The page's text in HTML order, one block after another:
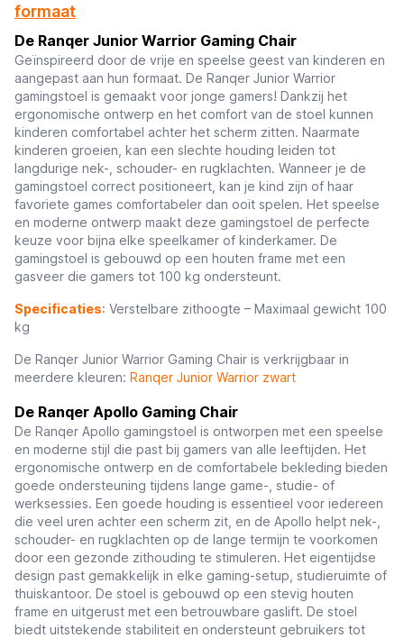
formaat
De Ranqer Junior Warrior Gaming Chair
Geïnspireerd door de vrije en speelse geest van kinderen en
aangepast aan hun formaat. De Ranqer Junior Warrior
gamingstoel is gemaakt voor jonge gamers! Dankzij het
ergonomische ontwerp en het comfort van de stoel kunnen
kinderen comfortabel achter het scherm zitten. Naarmate
kinderen groeien, kan een slechte houding leiden tot
langdurige nek-, schouder- en rugklachten. Wanneer je de
gamingstoel correct positioneert, kan je kind zijn of haar
favoriete games comfortabeler dan ooit spelen. Het speelse
en moderne ontwerp maakt deze gamingstoel de perfecte
keuze voor bijna elke speelkamer of kinderkamer. De
gamingstoel is gebouwd op een houten frame met een
gasveer die gamers tot 100 kg ondersteunt.
Specificaties: Verstelbare zithoogte – Maximaal gewicht 100
kg
De Ranqer Junior Warrior Gaming Chair is verkrijgbaar in
meerdere kleuren: Ranqer Junior Warrior zwart
De Ranqer Apollo Gaming Chair
De Ranqer Apollo gamingstoel is ontworpen met een speelse
en moderne stijl die past bij gamers van alle leeftijden. Het
ergonomische ontwerp en de comfortabele bekleding bieden
goede ondersteuning tijdens lange game-, studie- of
werksessies. Een goede houding is essentieel voor iedereen
die veel uren achter een scherm zit, en de Apollo helpt nek-,
schouder- en rugklachten op de lange termijn te voorkomen
door een gezonde zithouding te stimuleren. Het eigentijdse
design past gemakkelijk in elke gaming-setup, studieruimte of
thuiskantoor. De stoel is gebouwd op een stevig houten
frame en uitgerust met een betrouwbare gaslift. De stoel
biedt uitstekende stabiliteit en ondersteunt gebruikers tot